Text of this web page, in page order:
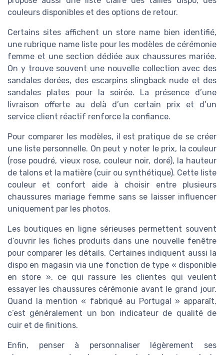
couleurs disponibles et des options de retour.
Certains sites affichent un store name bien identifié,
une rubrique name liste pour les modèles de cérémonie
femme et une section dédiée aux chaussures mariée.
On y trouve souvent une nouvelle collection avec des
sandales dorées, des escarpins slingback nude et des
sandales plates pour la soirée. La présence d’une
livraison offerte au delà d’un certain prix et d’un
service client réactif renforce la confiance.
Pour comparer les modèles, il est pratique de se créer
une liste personnelle. On peut y noter le prix, la couleur
(rose poudré, vieux rose, couleur noir, doré), la hauteur
de talons et la matière (cuir ou synthétique). Cette liste
couleur et confort aide à choisir entre plusieurs
chaussures mariage femme sans se laisser influencer
uniquement par les photos.
Les boutiques en ligne sérieuses permettent souvent
d’ouvrir les fiches produits dans une nouvelle fenêtre
pour comparer les détails. Certaines indiquent aussi la
dispo en magasin via une fonction de type « disponible
en store », ce qui rassure les clientes qui veulent
essayer les chaussures cérémonie avant le grand jour.
Quand la mention « fabriqué au Portugal » apparaît,
c’est généralement un bon indicateur de qualité de
cuir et de finitions.
Enfin, penser à personnaliser légèrement ses